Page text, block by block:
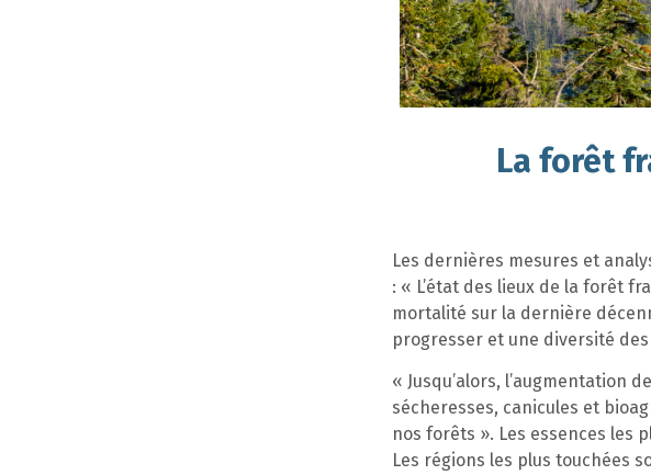
La forêt
Les dernières mesures et
: « L’état des lieux de la forêt
mortalité sur la dernière
progresser et une diversité
« Jusqu’alors, l’augmentation
sécheresses, canicules et
nos forêts ». Les essences les
Les régions les plus touchées